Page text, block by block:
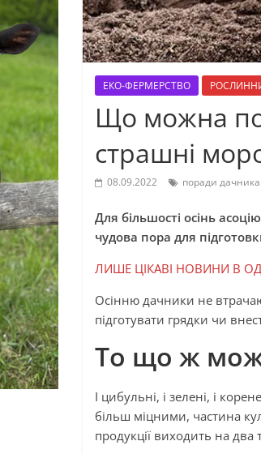
ЕКО-ФЕРМЕРСТВО
Що можна
страшні
08.09.2022 поради
Для більшості осінь
чудова пора для
ЛИШЕ ЦІКАВІ НОВИНИ В
Осінню дачники не
підготувати грядки чи
То що ж
І цибульні, і зелені, і
більш міцними, частина
продукції виходить на